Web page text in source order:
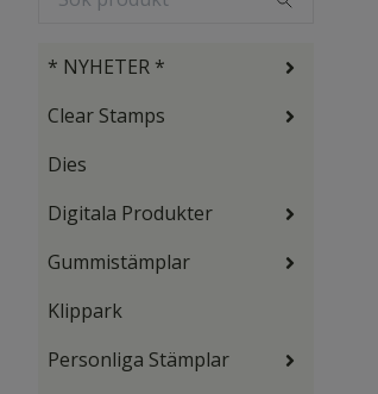
* NYHETER *
Clear Stamps
Dies
Digitala Produkter
Gummistämplar
Klippark
Personliga Stämplar